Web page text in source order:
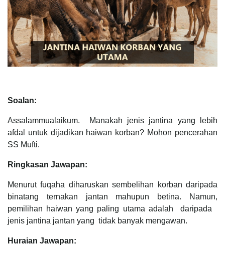
Soalan:
Assalammualaikum. Manakah jenis jantina yang lebih
afdal untuk dijadikan haiwan korban? Mohon pencerahan
SS Mufti.
Ringkasan Jawapan:
Menurut fuqaha diharuskan sembelihan korban daripada
binatang ternakan jantan mahupun betina. Namun,
pemilihan haiwan yang paling utama adalah daripada
jenis jantina jantan yang tidak banyak mengawan.
Huraian Jawapan: